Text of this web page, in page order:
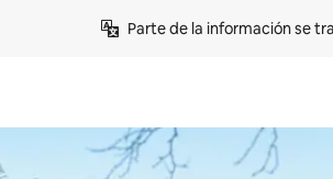
Parte de la información se